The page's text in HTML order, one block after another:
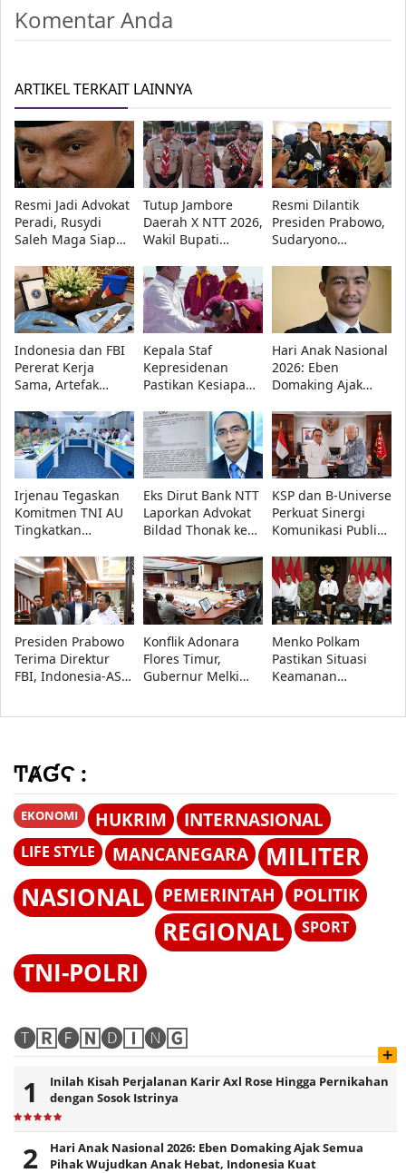
Komentar Anda
ARTIKEL TERKAIT LAINNYA
Resmi Jadi Advokat
Peradi, Rusydi
Saleh Maga Siap
dan Lindungi
Kebebasan Pers
Tutup Jambore
Daerah X NTT 2026,
Wakil Bupati
Pramuka Tetap
Utamakan
Pendidikan
Resmi Dilantik
Presiden Prabowo,
Sudaryono
Transparan dan
Bebas Konflik
Kepentingan
Indonesia dan FBI
Pererat Kerja
Sama, Artefak
Resmi Dipulangkan
Kepala Staf
Kepresidenan
Pastikan Kesiapan
Bandung, 560
Siswa Ikuti MPLS
2026
Hari Anak Nasional
2026: Eben
Domaking Ajak
Wujudkan Anak
Hebat, Indonesia
Kuat
Irjenau Tegaskan
Komitmen TNI AU
Tingkatkan
Rumah Dinas
Prajurit dan Tata
Kelola Persediaan
Eks Dirut Bank NTT
Laporkan Advokat
Bildad Thonak ke
Dugaan Penipuan,
Ini Alasannya!
KSP dan B-Universe
Perkuat Sinergi
Komunikasi Publik,
Akurat Kunci
Keberhasilan
Program
Pemerintah
Presiden Prabowo
Terima Direktur
FBI, Indonesia-AS
Konflik Adonara
Flores Timur,
Gubernur Melki
Menko Polkam
Pastikan Situasi
Keamanan
ͲȺƓϚ :
EKONOMI HUKRIM INTERNASIONAL
LIFE STYLE MANCANEGARA
MILITER
NASIONAL
PEMERINTAH POLITIK
REGIONAL SPORT
TNI-POLRI
🅣🅁🅔🄽🅓🄸🅝🄶
+
Inilah Kisah Perjalanan Karir Axl Rose Hingga Pernikahan
dengan Sosok Istrinya
Hari Anak Nasional 2026: Eben Domaking Ajak Semua
Pihak Wujudkan Anak Hebat, Indonesia Kuat